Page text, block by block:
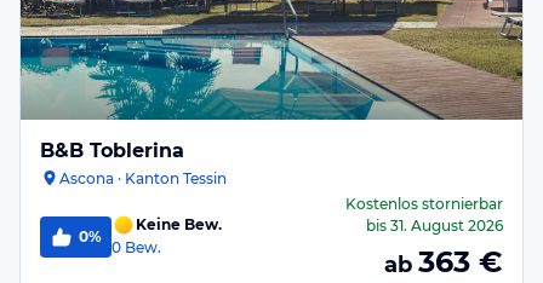
B&B Toblerina
Ascona · Kanton Tessin
0%
Keine Bew.
0 Bew.
Kostenlos stornierbar
bis 31. August 2026
ab 363 €